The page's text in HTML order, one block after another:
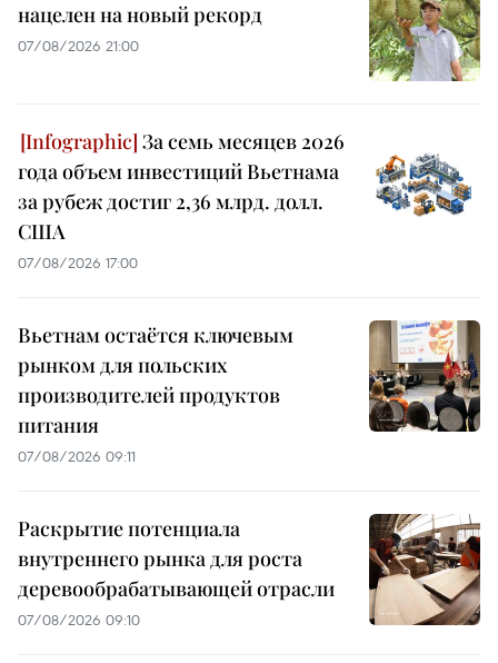
нацелен на новый рекорд
07/08/2026 21:00
За семь месяцев 2026
года объем инвестиций Вьетнама
за рубеж достиг 2,36 млрд. долл.
США
07/08/2026 17:00
Вьетнам остаётся ключевым
рынком для польских
производителей продуктов
питания
07/08/2026 09:11
Раскрытие потенциала
внутреннего рынка для роста
деревообрабатывающей отрасли
07/08/2026 09:10